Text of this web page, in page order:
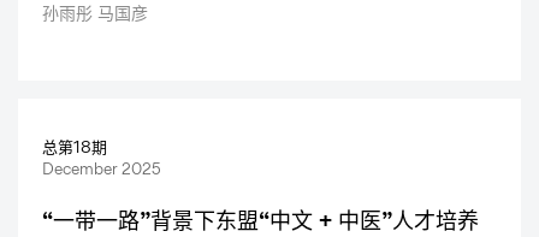
孙雨彤 马国彦
总第18期
December 2025
“一带一路”背景下东盟“中文 + 中医”人才培养